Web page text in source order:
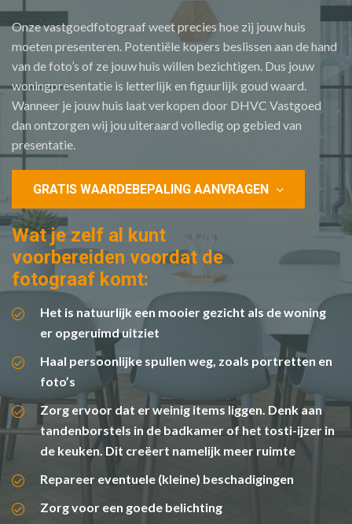
Onze vastgoedfotograaf weet precies hoe zij jouw huis
moeten presenteren. Potentiële kopers beslissen aan de hand
van de foto’s of ze jouw huis willen bezichtigen. Dus jouw
woningpresentatie is letterlijk en figuurlijk goud waard.
Wanneer je jouw huis laat verkopen door DHVC Vastgoed
dan ontzorgen wij jou uiteraard volledig op gebied van
presentatie.
GRATIS WAARDEBEPALING AANVRAGEN
Wat je zelf al kunt
voorbereiden voordat de
fotograaf komt:
Het is natuurlijk een mooier gezicht als de woning
er opgeruimd uitziet
Haal persoonlijke spullen weg, zoals portretten en
foto’s
Zorg ervoor dat er weinig items liggen. Denk aan
tandenborstels in de badkamer of het tosti-ijzer in
de keuken. Dit creëert namelijk meer ruimte
Repareer eventuele (kleine) beschadigingen
Zorg voor een goede belichting